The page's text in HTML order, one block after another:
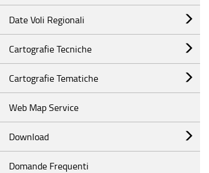
Date Voli Regionali
Cartografie Tecniche
Cartografie Tematiche
Web Map Service
Download
Domande Frequenti